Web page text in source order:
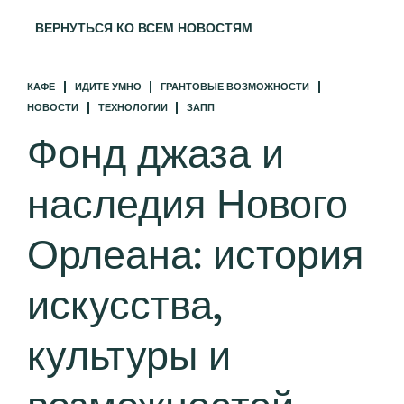
ВЕРНУТЬСЯ КО ВСЕМ НОВОСТЯМ
КАФЕ ИДИТЕ УМНО
ГРАНТОВЫЕ ВОЗМОЖНОСТИ
НОВОСТИ
ТЕХНОЛОГИИ ЗАПП
Фонд джаза и
наследия Нового
Орлеана: история
искусства,
культуры и